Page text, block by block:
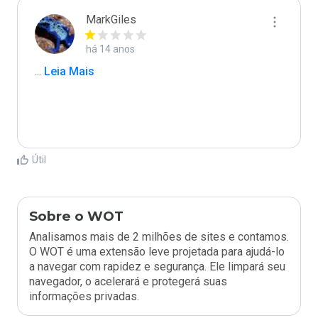
MarkGiles
há 14 anos
... Leia Mais
Útil
Sobre o WOT
Analisamos mais de 2 milhões de sites e contamos.
O WOT é uma extensão leve projetada para ajudá-lo
a navegar com rapidez e segurança. Ele limpará seu
navegador, o acelerará e protegerá suas
informações privadas.